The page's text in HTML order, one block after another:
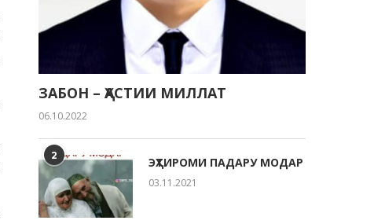
ЗАБОН – ҲАСТИИ МИЛЛАТ
06.10.2022
2 ЭҲТИРОМИ ПАДАРУ МОДАР
03.11.2021